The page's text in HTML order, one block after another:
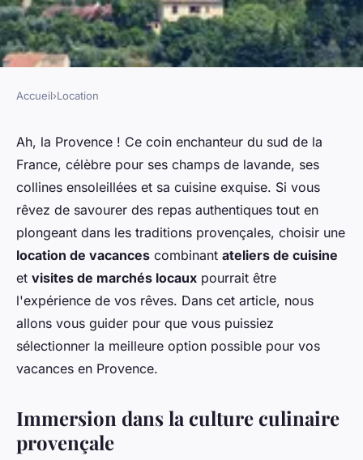
Comment choisir une location
de vacances en Provence avec
des ateliers de cuisine et des
visites de marchés locaux?
Gaspard• 30 juin 2024•6 min de lecture
Accueil›Location
Ah, la Provence ! Ce coin enchanteur du sud de la
France, célèbre pour ses champs de lavande, ses
collines ensoleillées et sa cuisine exquise. Si vous
rêvez de savourer des repas authentiques tout en
plongeant dans les traditions provençales, choisir une
location de vacances combinant ateliers de cuisine
et visites de marchés locaux pourrait être
l'expérience de vos rêves. Dans cet article, nous
allons vous guider pour que vous puissiez
sélectionner la meilleure option possible pour vos
vacances en Provence.
Immersion dans la culture culinaire
provençale